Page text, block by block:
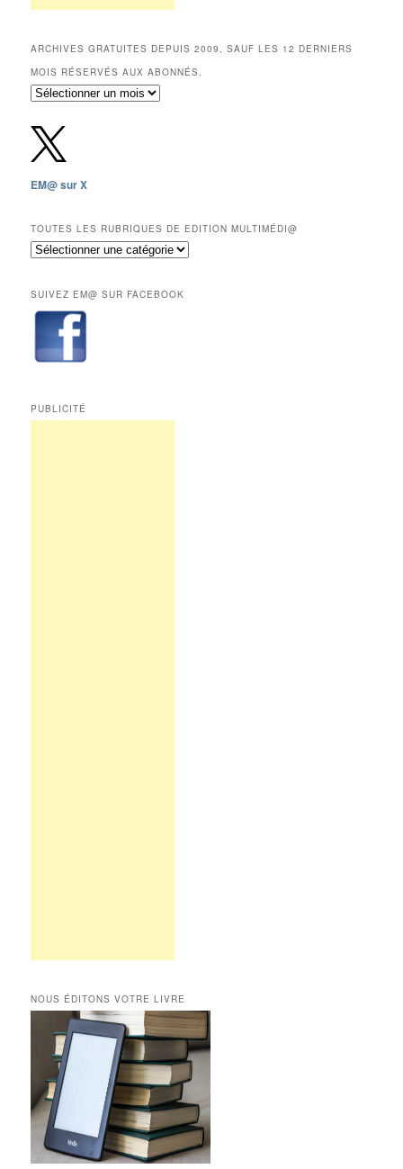
ARCHIVES GRATUITES DEPUIS 2009, SAUF LES 12 DERNIERS
MOIS RÉSERVÉS AUX ABONNÉS.
Archives
depuis
2009,
sauf
les
12
mois
réservés
aux
EM@ sur X
TOUTES LES RUBRIQUES DE EDITION MULTIMÉDI@
Toutes
de
Edition
Multimédi@
SUIVEZ EM@ SUR FACEBOOK
PUBLICITÉ
NOUS ÉDITONS VOTRE LIVRE